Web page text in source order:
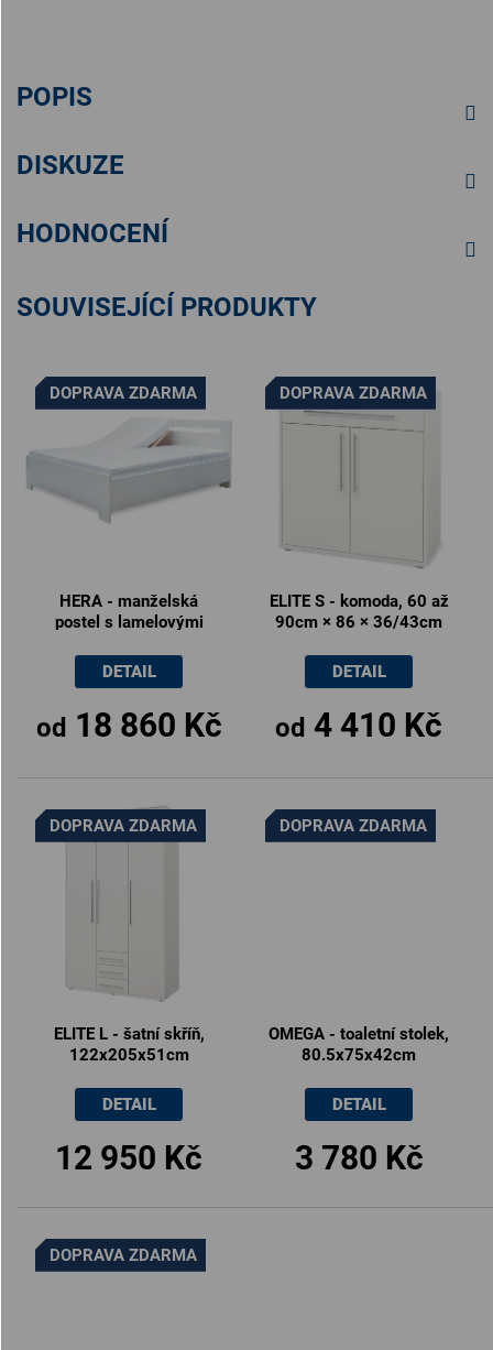
POPIS
DISKUZE
HODNOCENÍ
SOUVISEJÍCÍ PRODUKTY
DOPRAVA ZDARMA
HERA - manželská
postel s lamelovými
160x200cm
od 18 860 Kč
DETAIL
DOPRAVA ZDARMA
ELITE S - komoda, 60 až
90cm × 86 × 36/43cm
od 4 410 Kč
DETAIL
DOPRAVA ZDARMA
ELITE L - šatní skříň,
122x205x51cm
12 950 Kč
DETAIL
DOPRAVA ZDARMA
OMEGA - toaletní stolek,
80.5x75x42cm
3 780 Kč
DETAIL
DOPRAVA ZDARMA